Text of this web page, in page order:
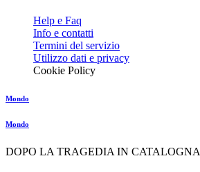
Help e Faq
Info e contatti
Termini del servizio
Utilizzo dati e privacy
Cookie Policy
Mondo
Mondo
DOPO LA TRAGEDIA IN CATALOGNA